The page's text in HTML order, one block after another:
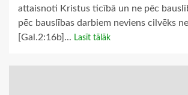
attaisnoti Kristus ticībā un ne pēc
pēc bauslības darbiem neviens cilvēks
[Gal.2:16b]... Lasīt tālāk